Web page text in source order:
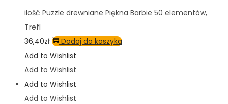
ilość Puzzle drewniane Piękna Barbie 50 elementów,
Trefl
36,40zł
Dodaj do koszyka
Add to Wishlist
Add to Wishlist
Add to Wishlist
Add to Wishlist